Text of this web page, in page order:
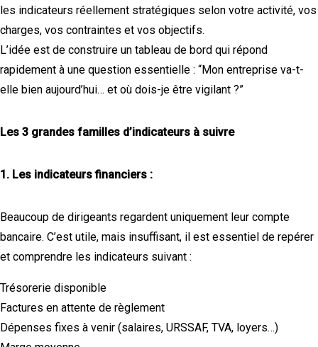
les indicateurs réellement stratégiques selon votre activité, vos
charges, vos contraintes et vos objectifs.
L’idée est de construire un tableau de bord qui répond
rapidement à une question essentielle : “Mon entreprise va-t-
elle bien aujourd’hui… et où dois-je être vigilant ?”
Les 3 grandes familles d’indicateurs à suivre
1. Les indicateurs financiers :
Beaucoup de dirigeants regardent uniquement leur compte
bancaire. C’est utile, mais insuffisant, il est essentiel de repérer
et comprendre les indicateurs suivant :
Trésorerie disponible
Factures en attente de règlement
Dépenses fixes à venir (salaires, URSSAF, TVA, loyers…)